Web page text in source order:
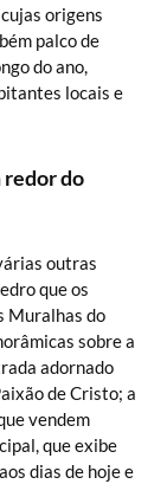
origens
palco de
do ano,
locais e
redor do
outras
que os
Muralhas do
sobre a
adornado
de Cristo; a
vendem
que exibe
dias de hoje e